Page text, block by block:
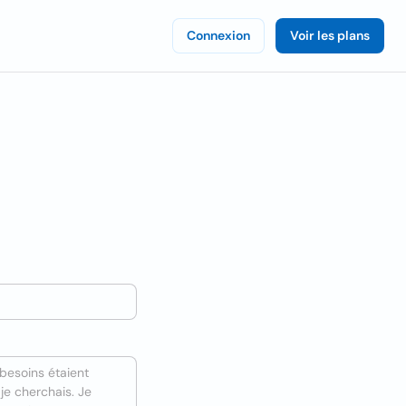
Connexion Voir les plans